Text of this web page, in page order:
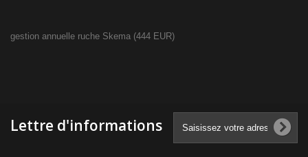
gestion annuelle ruche Skema (444 EUR)
Lettre d'informations